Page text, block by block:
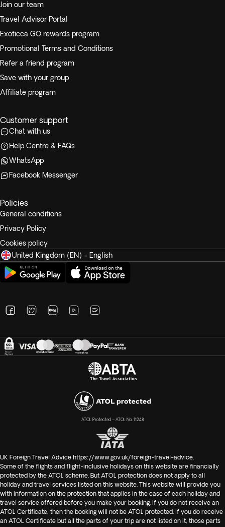
Join our team
Travel Advisor Portal
Exoticca GO rewards program
Promotional Terms and Conditions
Refer a friend program
Save with your group
Affiliate program
Customer support
Chat with us
Help Centre & FAQs
WhatsApp
Facebook Messenger
Policies
General conditions
Privacy Policy
Cookies policy
United Kingdom (EN) - English
ATOL Protected – ATOL No. 11248
UK Foreign Travel Advice https://www.gov.uk/foreign-travel-advice
Some of the flights and flight-inclusive holidays on this website are financially
protected by the ATOL scheme. But ATOL protection does not apply to all
holiday and travel services listed on this website. This website will provide you
with information on the protection that applies in the case of each holiday and
travel service offered before you make your booking. If you do not receive an
ATOL Certificate, then the booking will not be ATOL protected. If you do receive
an ATOL Certificate but all the parts of your trip are not listed on it, those parts